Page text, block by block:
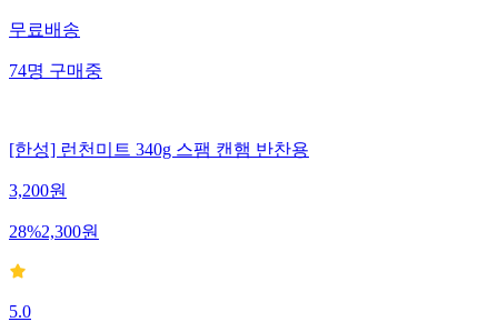
무료배송
74명 구매중
[한성] 런천미트 340g 스팸 캔햄 반찬용
3,200원
28%2,300원
5.0